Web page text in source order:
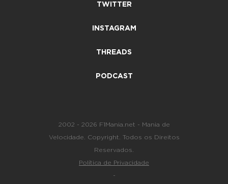
TWITTER
INSTAGRAM
THREADS
PODCAST
2002 - 2026 F1Mania.net - Mania de
Velocidade. Copyright. Todos os Direitos
Reservados.
Política de Privacidade
-